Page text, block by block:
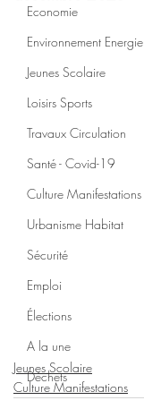
Economie
Environnement Energie
Jeunes Scolaire
Loisirs Sports
Travaux Circulation
Santé - Covid-19
Culture Manifestations
Urbanisme Habitat
Sécurité
Emploi
Élections
A la une
Déchets
Jeunes Scolaire
Culture Manifestations